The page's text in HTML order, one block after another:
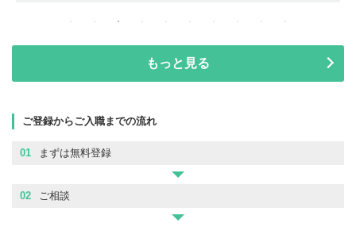
もっと見る
ご登録からご入職までの流れ
01 まずは無料登録
02 ご相談